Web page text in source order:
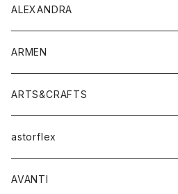
Tシャツ
シャツ
ボトムス
トップス
Tシャツ・カットソー
シャツ・ブラウス
ボトムス
パンツ
スカート
ワンピース・オールインワン
バッグ
シューズ
ALEXANDRA
ARMEN
アウター
コート
ジャケット
トップス
ベスト
ワンピース
ARTS&CRAFTS
アクセサリー
ウォレット
astorflex
グッズ
AVANTI